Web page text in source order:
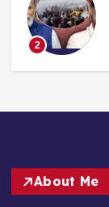
2
About Me